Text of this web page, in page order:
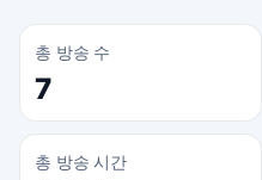
총 방송 수
7
총 방송 시간